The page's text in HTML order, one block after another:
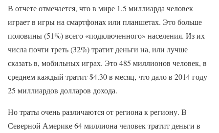
В отчете отмечается, что в мире 1.5 миллиарда человек
играет в игры на смартфонах или планшетах. Это больше
половины (51%) всего «подключенного» населения. Из их
числа почти треть (32%) тратит деньги на, или лучше
сказать в, мобильных играх. Это 485 миллионов человек, в
среднем каждый тратит $4.30 в месяц, что дало в 2014 году
25 миллиардов долларов дохода.
Но траты очень различаются от региона к региону. В
Северной Америке 64 миллиона человек тратит деньги в